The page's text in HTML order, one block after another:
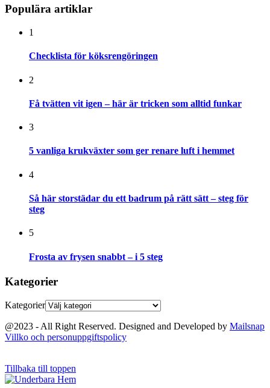
Populära artiklar
1
Checklista för köksrengöringen
2
Få tvätten vit igen – här är tricken som alltid funkar
3
5 vanliga krukväxter som ger renare luft i hemmet
4
Så här storstädar du ett badrum på rätt sätt – steg för
steg
5
Frosta av frysen snabbt – i 5 steg
Kategorier
Kategorier
@2023 - All Right Reserved. Designed and Developed by Mailsnap
Villko och personuppgiftspolicy
Tillbaka till toppen